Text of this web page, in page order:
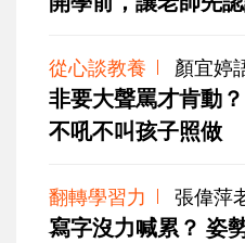
從心談教養 顏宜婷
非要大聲罵才肯動
不吼不叫孩子照做
翻轉學習力 張偉萍
寫字沒力喊累？ 姿